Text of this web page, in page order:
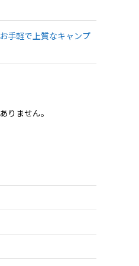
手軽で上質なキャンプ
りません。